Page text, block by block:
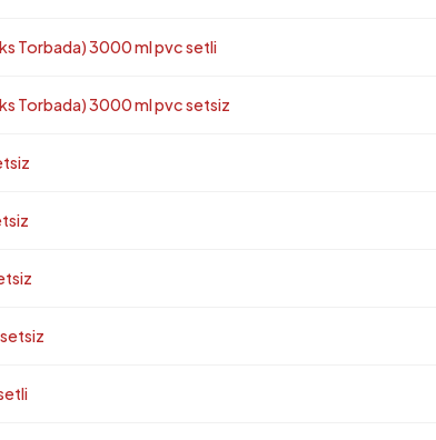
Torbada) 3000 ml pvc setli
Torbada) 3000 ml pvc setsiz